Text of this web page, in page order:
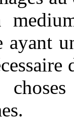
ayant